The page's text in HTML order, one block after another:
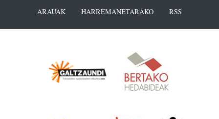
ARAUAK
HARREMANETARAKO RSS